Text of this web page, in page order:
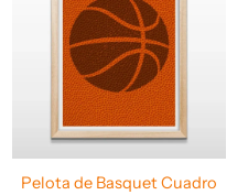
Pelota de Basquet Cuadro